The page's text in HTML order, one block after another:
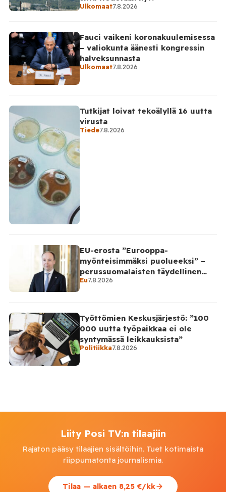
Ulkomaat7.8.2026
Fauci vaikeni koronakuulemisessa
– valiokunta äänesti kongressin
halveksunnasta
Ulkomaat7.8.2026
Tutkijat loivat tekoälyllä 16 uutta
virusta
Tiede7.8.2026
EU-erosta ”Eurooppa-
myönteisimmäksi puolueeksi” –
perussuomalaisten täydellinen
takinkääntö
Eu7.8.2026
Työttömien Keskusjärjestö: ”100
000 uutta työpaikkaa ei ole
syntymässä leikkauksista”
Politiikka7.8.2026
Liity Posi TV:n tilaajiin
Rajaton pääsy tilaajien sisältöihin. Tuet kotimaista
riippumatonta journalismia.
Tilaa — alkaen 8,25 €/kk